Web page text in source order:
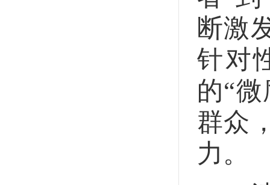
断激
针对
的“
群众
力。